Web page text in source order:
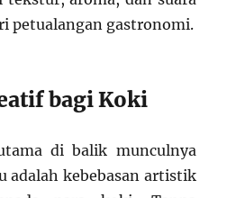
petualangan gastronomi.
bagi Koki
di balik munculnya
adalah kebebasan artistik